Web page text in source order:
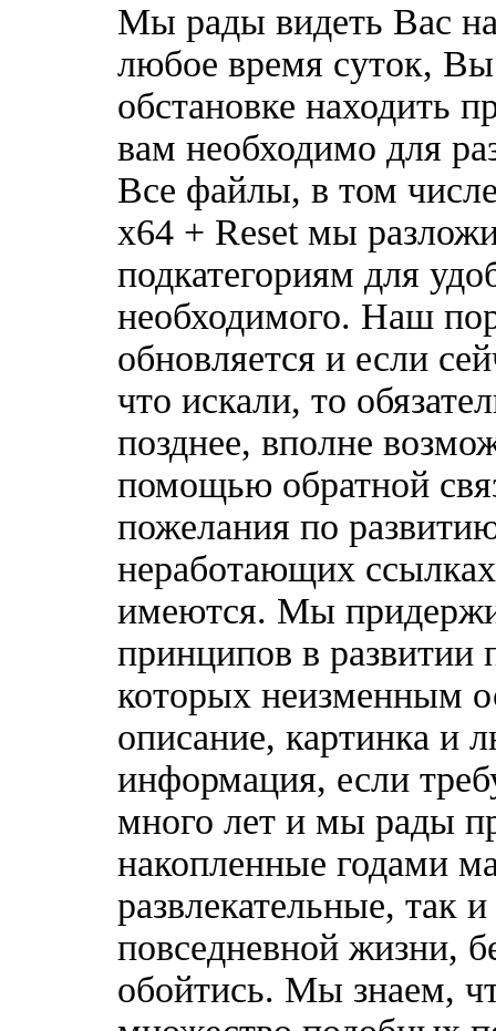
Мы рады видеть Вас
любое время суток,
обстановке находить
вам необходимо для
Все файлы, в том
x64 + Reset мы
подкатегориям для
необходимого. Наш
обновляется и если
что искали, то
позднее, вполне
помощью обратной
пожелания по
неработающих
имеются. Мы
принципов в развитии
которых неизменным
описание, картинка и
информация, если
много лет и мы рады
накопленные годами
развлекательные, так
повседневной жизни,
обойтись. Мы знаем,